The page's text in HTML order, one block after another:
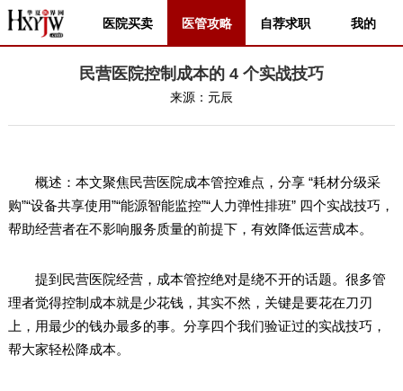
医院买卖 医管攻略 自荐求职 我的
民营医院控制成本的 4 个实战技巧
来源： 元辰
概述：本文聚焦民营医院成本管控难点，分享 “耗材分级采
购”“设备共享使用”“能源智能监控”“人力弹性排班” 四个实战技巧，
帮助经营者在不影响服务质量的前提下，有效降低运营成本。
提到民营医院经营，成本管控绝对是绕不开的话题。很多管
理者觉得控制成本就是少花钱，其实不然，关键是要花在刀刃
上，用最少的钱办最多的事。分享四个我们验证过的实战技巧，
帮大家轻松降成本。